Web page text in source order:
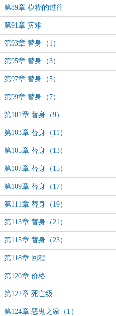
第89章 模糊的过往
第91章 灾难
第93章 替身（1）
第95章 替身（3）
第97章 替身（5）
第99章 替身（7）
第101章 替身（9）
第103章 替身（11）
第105章 替身（13）
第107章 替身（15）
第109章 替身（17）
第111章 替身（19）
第113章 替身（21）
第115章 替身（23）
第118章 回程
第120章 价格
第122章 死亡级
第124章 恶鬼之家（1）